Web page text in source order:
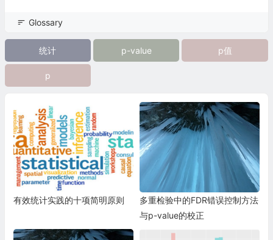
Glossary
统计 p-value p值
p
有效统计实践的十项简明原则
多重检验中的FDR错误控制方法
与p-value的校正